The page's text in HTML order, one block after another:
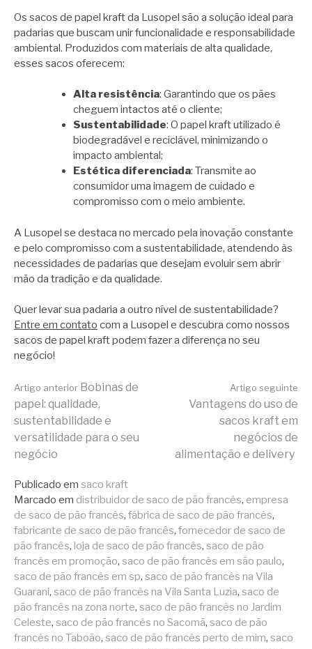
Os sacos de papel kraft da Lusopel são a solução ideal para
padarias que buscam unir funcionalidade e responsabilidade
ambiental. Produzidos com materiais de alta qualidade,
esses sacos oferecem:
Alta resistência: Garantindo que os pães
cheguem intactos até o cliente;
Sustentabilidade: O papel kraft utilizado é
biodegradável e reciclável, minimizando o
impacto ambiental;
Estética diferenciada: Transmite ao
consumidor uma imagem de cuidado e
compromisso com o meio ambiente.
A Lusopel se destaca no mercado pela inovação constante
e pelo compromisso com a sustentabilidade, atendendo às
necessidades de padarias que desejam evoluir sem abrir
mão da tradição e da qualidade.
Quer levar sua padaria a outro nível de sustentabilidade?
Entre em contato com a Lusopel e descubra como nossos
sacos de papel kraft podem fazer a diferença no seu
negócio!
Continue
lendo
Artigo anterior Bobinas de
papel: qualidade,
sustentabilidade e
versatilidade para o seu
negócio
Artigo seguinte
Vantagens do uso de
sacos kraft em
negócios de
alimentação e delivery
Publicado em saco kraft
Marcado em distribuidor de saco de pão francês, empresa
de saco de pão francês, fábrica de saco de pão francês,
fabricante de saco de pão francês, fornecedor de saco de
pão francês, loja de saco de pão francês, saco de pão
francês em promoção, saco de pão francês em são paulo,
saco de pão francês em sp, saco de pão francês na Vila
Guarani, saco de pão francês na Vila Santa Luzia, saco de
pão francês na zona norte, saco de pão francês no Jardim
Celeste, saco de pão francês no Sacomã, saco de pão
francês no Taboão, saco de pão francês perto de mim, saco